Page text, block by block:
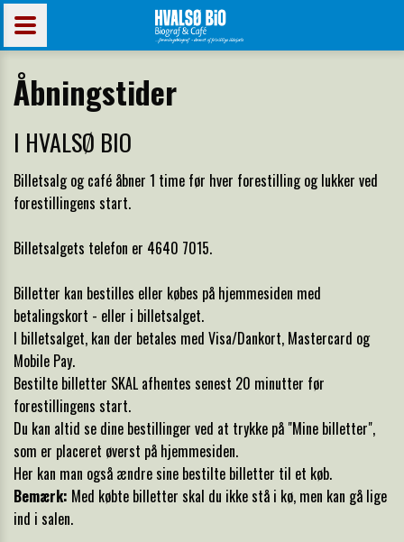
Åbningstider
I HVALSØ BIO
Billetsalg og café åbner 1 time før hver forestilling og lukker ved
forestillingens start.
Billetsalgets telefon er 4640 7015.
Billetter kan bestilles eller købes på hjemmesiden med
betalingskort - eller i billetsalget.
I billetsalget, kan der betales med Visa/Dankort, Mastercard og
Mobile Pay.
Bestilte billetter SKAL afhentes senest 20 minutter før
forestillingens start.
Du kan altid se dine bestillinger ved at trykke på "Mine billetter",
som er placeret øverst på hjemmesiden.
Her kan man også ændre sine bestilte billetter til et køb.
Bemærk: Med købte billetter skal du ikke stå i kø, men kan gå lige
ind i salen.